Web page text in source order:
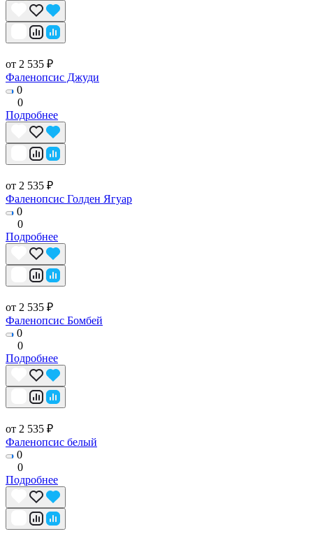
от 2 535 ₽
Фаленопсис Джуди
0
0
Подробнее
от 2 535 ₽
Фаленопсис Голден Ягуар
0
0
Подробнее
от 2 535 ₽
Фаленопсис Бомбей
0
0
Подробнее
от 2 535 ₽
Фаленопсис белый
0
0
Подробнее